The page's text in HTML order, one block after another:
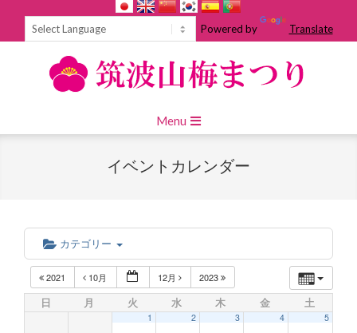
Powered by Translate
Navigation
Menu
イベントカレンダー
カテゴリー
2021 10月 12月 2023
日 月 火 水 木 金 土
1 2 3 4 5